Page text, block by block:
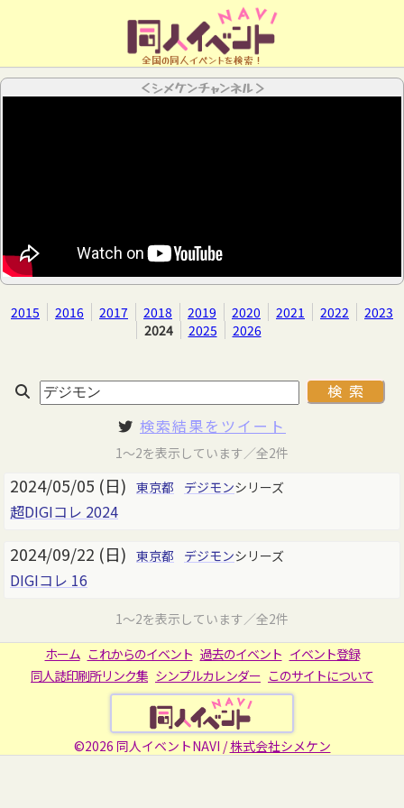
全国の同人イベントを検索！
＜シメケンチャンネル＞
2015 2016 2017 2018 2019 2020 2021 2022
2023
2024
2025 2026
検索結果をツイート
1～2を表示しています／全2件
2024/05/05 (日) 東京都 デジモンシリーズ
超DIGIコレ 2024
2024/09/22 (日) 東京都 デジモンシリーズ
DIGIコレ 16
1～2を表示しています／全2件
ホーム これからのイベント 過去のイベント イベント登録
同人誌印刷所リンク集 シンプルカレンダー このサイトについて
©2026 同人イベントNAVI /株式会社シメケン